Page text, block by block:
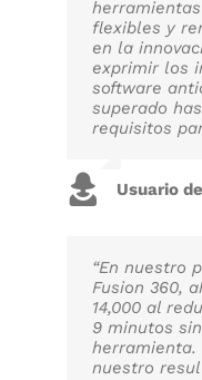
flexibles y
en la
exprimir los
software
superado
requisitos
Usuario
“En nuestro
Fusion 360,
14,000 al
9 minutos
herramienta.
nuestro